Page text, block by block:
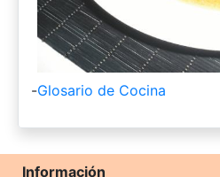
-Glosario de Cocina
Información